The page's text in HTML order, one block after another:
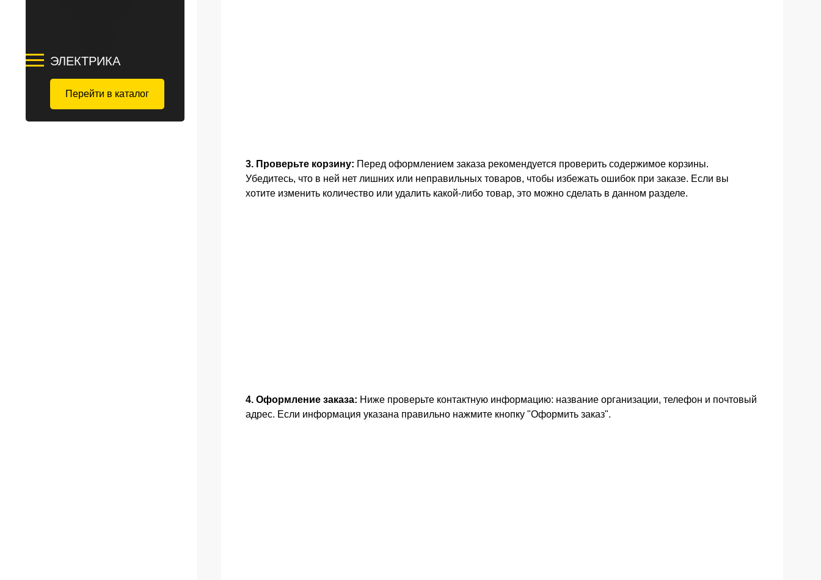
ЭЛЕКТРИКА
Перейти в каталог
3. Проверьте корзину: Перед оформлением заказа рекомендуется проверить содержимое корзины.
Убедитесь, что в ней нет лишних или неправильных товаров, чтобы избежать ошибок при заказе. Если вы
хотите изменить количество или удалить какой-либо товар, это можно сделать в данном разделе.
4. Оформление заказа: Ниже проверьте контактную информацию: название организации, телефон и почтовый
адрес. Если информация указана правильно нажмите кнопку "Оформить заказ".